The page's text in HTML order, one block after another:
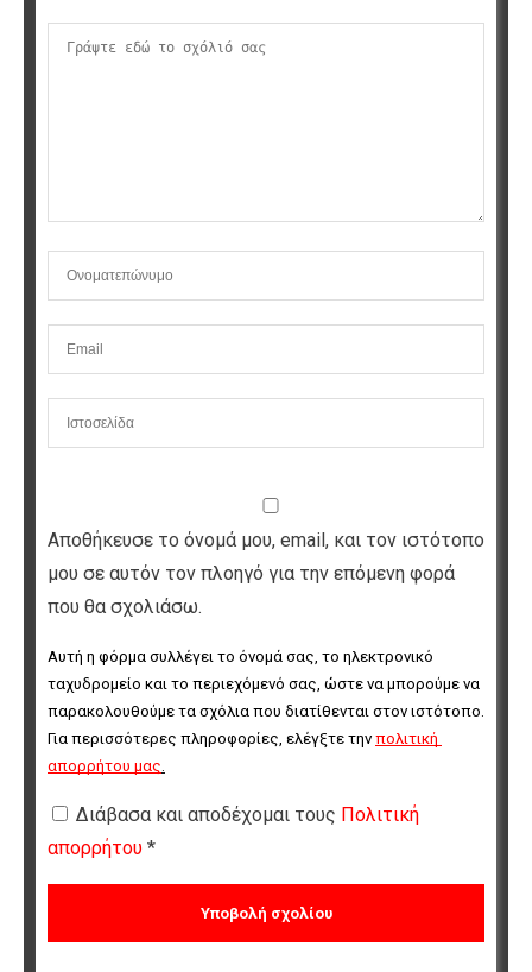
Αποθήκευσε το όνομά μου, email, και τον ιστότοπο
μου σε αυτόν τον πλοηγό για την επόμενη φορά
που θα σχολιάσω.
Αυτή η φόρμα συλλέγει το όνομά σας, το ηλεκτρονικό
ταχυδρομείο και το περιεχόμενό σας, ώστε να μπορούμε να
παρακολουθούμε τα σχόλια που διατίθενται στον ιστότοπο.
Για περισσότερες πληροφορίες, ελέγξτε την πολιτική
απορρήτου μας.
Διάβασα και αποδέχομαι τους Πολιτική
απορρήτου *